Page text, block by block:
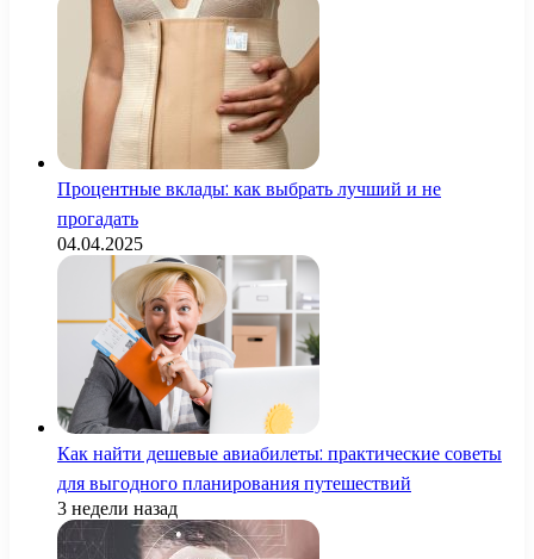
Процентные вклады: как выбрать лучший и не
прогадать
04.04.2025
Как найти дешевые авиабилеты: практические советы
для выгодного планирования путешествий
3 недели назад